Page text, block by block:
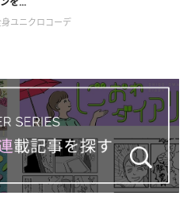
ユニクロコーデ